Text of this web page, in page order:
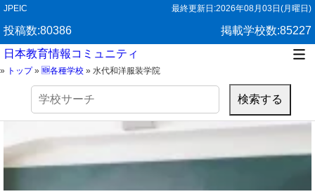
JPEIC 最終更新日:2026年08月03日(月曜日)
投稿数:80386
掲載学校数:85227
日本教育情報コミュニティ
» トップ» 🆕各種学校 » 水代和洋服装学院
検